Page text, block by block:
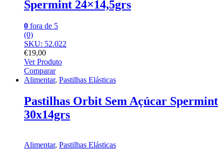
Spermint 24×14,5grs
0 fora de 5
(0)
SKU: 52.022
€19,00
Ver Produto
Comparar
Alimentar, Pastilhas Elásticas
Pastilhas Orbit Sem Açúcar Spermint
30x14grs
Alimentar, Pastilhas Elásticas